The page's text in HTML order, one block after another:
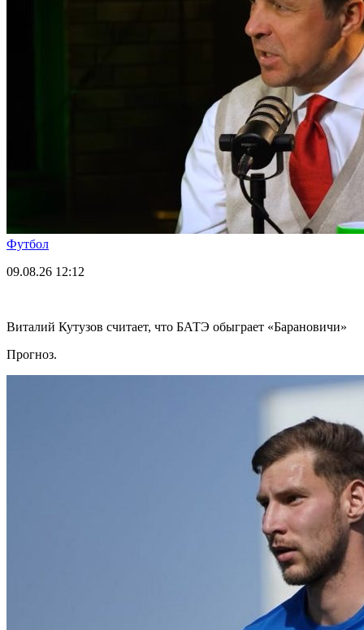
Футбол
09.08.26 12:12
Виталий Кутузов считает, что БАТЭ обыграет «Барановичи»
Прогноз.